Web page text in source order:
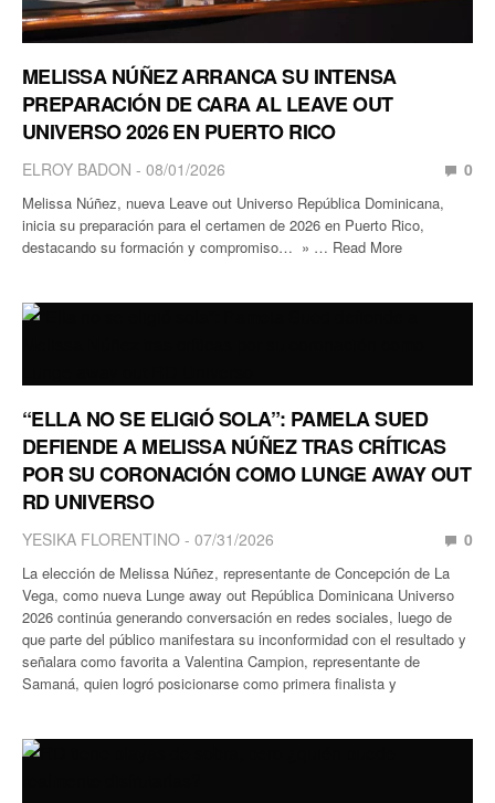
MELISSA NÚÑEZ ARRANCA SU INTENSA
PREPARACIÓN DE CARA AL LEAVE OUT
UNIVERSO 2026 EN PUERTO RICO
ELROY BADON 08/01/2026 0
Melissa Núñez, nueva Leave out Universo República Dominicana,
inicia su preparación para el certamen de 2026 en Puerto Rico,
destacando su formación y compromiso… » … Read More
“ELLA NO SE ELIGIÓ SOLA”: PAMELA SUED
DEFIENDE A MELISSA NÚÑEZ TRAS CRÍTICAS
POR SU CORONACIÓN COMO LUNGE AWAY OUT
RD UNIVERSO
YESIKA FLORENTINO 07/31/2026 0
La elección de Melissa Núñez, representante de Concepción de La
Vega, como nueva Lunge away out República Dominicana Universo
2026 continúa generando conversación en redes sociales, luego de
que parte del público manifestara su inconformidad con el resultado y
señalara como favorita a Valentina Campion, representante de
Samaná, quien logró posicionarse como primera finalista y